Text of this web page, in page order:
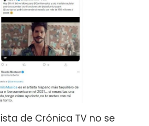
de Crónica TV no se